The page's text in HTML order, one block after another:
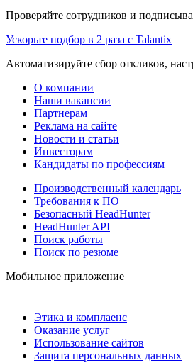
Проверяйте сотрудников и
Ускорьте подбор в 2 раза с Talantix
Автоматизируйте сбор откликов,
О компании
Наши вакансии
Партнерам
Реклама на сайте
Новости и статьи
Инвесторам
Кандидаты по профессиям
Производственный календарь
Требования к ПО
Безопасный HeadHunter
HeadHunter API
Поиск работы
Поиск по резюме
Мобильное приложение
Этика и комплаенс
Оказание услуг
Использование сайтов
Защита персональных данных